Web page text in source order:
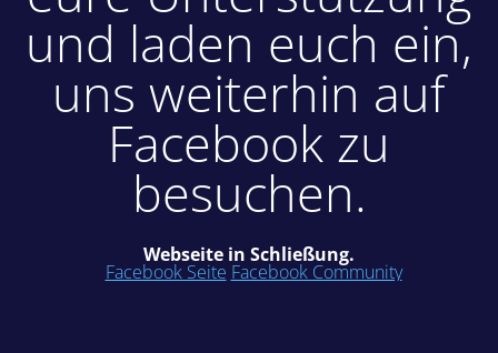
und laden euch ein,
uns weiterhin auf
Facebook zu
besuchen.
Webseite in Schließung.
Facebook Seite Facebook Community